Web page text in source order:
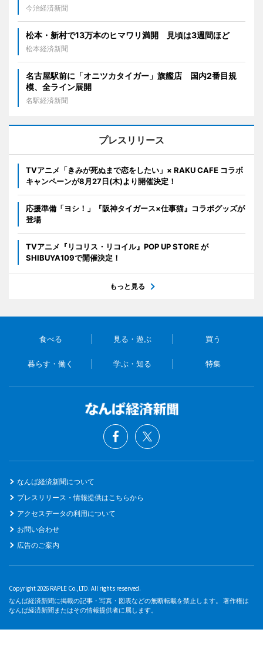
今治経済新聞
松本・新村で13万本のヒマワリ満開 見頃は3週間ほど
松本経済新聞
名古屋駅前に「オニツカタイガー」旗艦店 国内2番目規
模、全ライン展開
名駅経済新聞
プレスリリース
TVアニメ「きみが死ぬまで恋をしたい」× RAKU CAFE コラボ
キャンペーンが8月27日(木)より開催決定！
応援準備「ヨシ！」『阪神タイガース×仕事猫』コラボグッズが
登場
TVアニメ『リコリス・リコイル』POP UP STORE が
SHIBUYA109で開催決定！
もっと見る
食べる 見る・遊ぶ 買う
暮らす・働く 学ぶ・知る 特集
なんば経済新聞について
プレスリリース・情報提供はこちらから
アクセスデータの利用について
お問い合わせ
広告のご案内
Copyright 2026 RAPLE Co.,LTD. All rights reserved.
なんば経済新聞に掲載の記事・写真・図表などの無断転載を禁止します。 著作権は
なんば経済新聞またはその情報提供者に属します。